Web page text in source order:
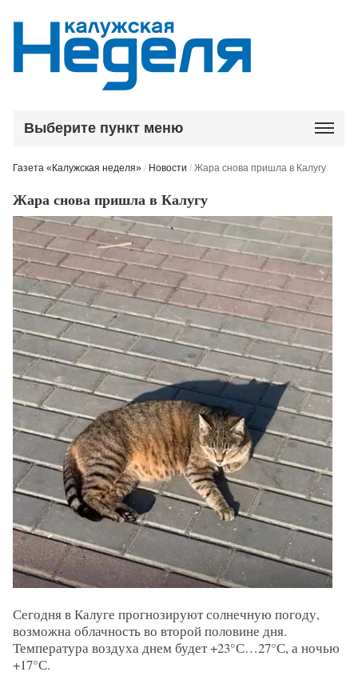
Выберите пункт меню
Газета «Калужская неделя» / Новости /Жара снова пришла в Калугу
Жара снова пришла в Калугу
Сегодня в Калуге прогнозируют солнечную погоду,
возможна облачность во второй половине дня.
Температура воздуха днем будет +23°С…27°С, а ночью
+17°С.